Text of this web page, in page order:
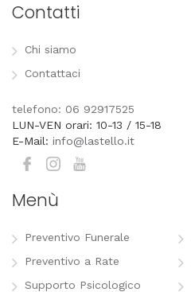
Contatti
Chi siamo
Contattaci
telefono: 06 92917525
LUN-VEN orari: 10-13 / 15-18
E-Mail: info@lastello.it
Menù
Preventivo Funerale
Preventivo a Rate
Supporto Psicologico